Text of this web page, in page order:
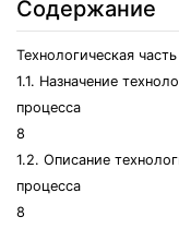
Содержание
Технологическая
1.1. Назначение
процесса
8
1.2. Описание
процесса
8